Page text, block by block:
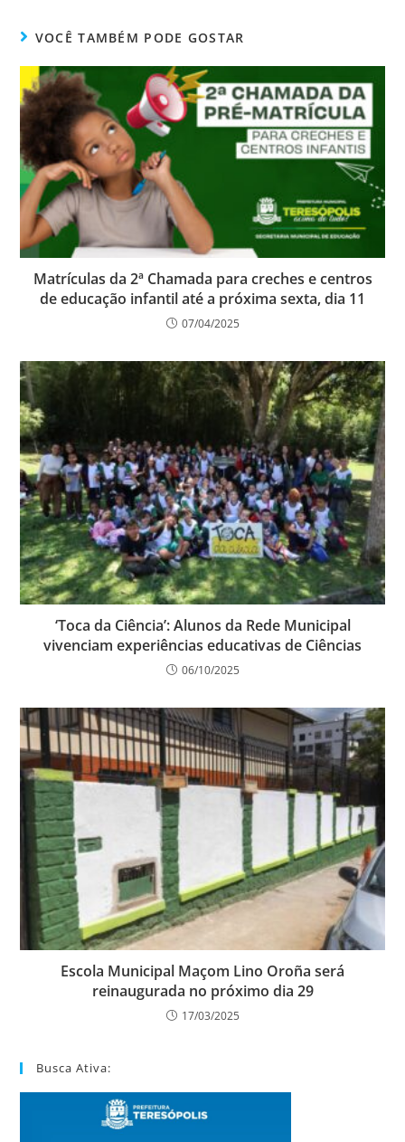
VOCÊ TAMBÉM PODE GOSTAR
Matrículas da 2ª Chamada para creches e centros
de educação infantil até a próxima sexta, dia 11
07/04/2025
‘Toca da Ciência’: Alunos da Rede Municipal
vivenciam experiências educativas de Ciências
06/10/2025
Escola Municipal Maçom Lino Oroña será
reinaugurada no próximo dia 29
17/03/2025
Busca Ativa: